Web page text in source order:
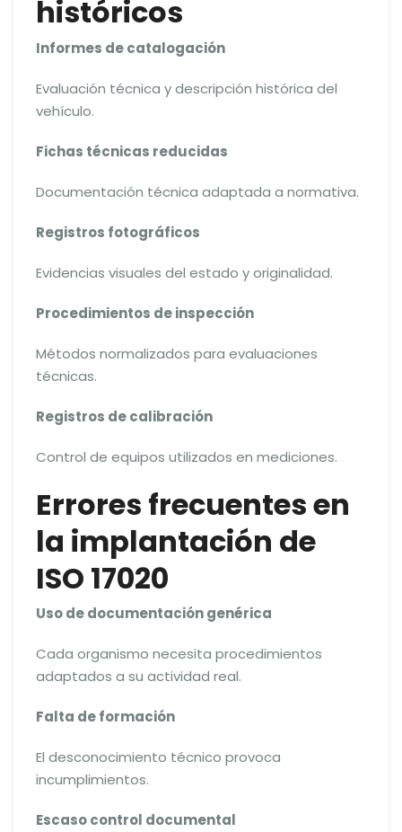
históricos
Informes de catalogación
Evaluación técnica y descripción histórica del
vehículo.
Fichas técnicas reducidas
Documentación técnica adaptada a normativa.
Registros fotográficos
Evidencias visuales del estado y originalidad.
Procedimientos de inspección
Métodos normalizados para evaluaciones
técnicas.
Registros de calibración
Control de equipos utilizados en mediciones.
Errores frecuentes en
la implantación de
ISO 17020
Uso de documentación genérica
Cada organismo necesita procedimientos
adaptados a su actividad real.
Falta de formación
El desconocimiento técnico provoca
incumplimientos.
Escaso control documental